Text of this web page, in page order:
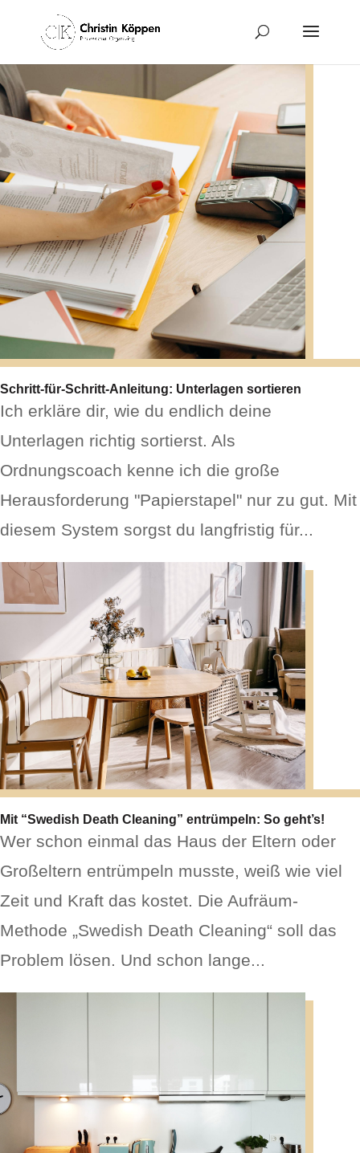
Schritt-für-Schritt-Anleitung: Unterlagen sortieren
Ich erkläre dir, wie du endlich deine
Unterlagen richtig sortierst. Als
Ordnungscoach kenne ich die große
Herausforderung "Papierstapel" nur zu gut. Mit
diesem System sorgst du langfristig für...
Mit “Swedish Death Cleaning” entrümpeln: So geht’s!
Wer schon einmal das Haus der Eltern oder
Großeltern entrümpeln musste, weiß wie viel
Zeit und Kraft das kostet. Die Aufräum-
Methode „Swedish Death Cleaning“ soll das
Problem lösen. Und schon lange...